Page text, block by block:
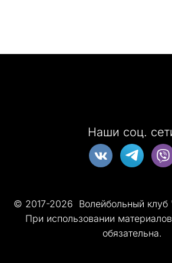
Наши соц.
© 2017-2026  Волейбольный
При использовании
обязательна.